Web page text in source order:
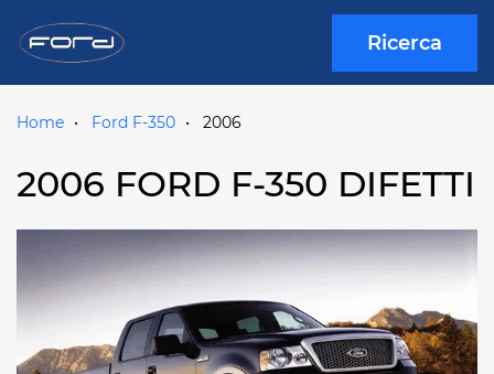
Ricerca
Home Ford F-350 2006
2006 FORD F-350 DIFETTI